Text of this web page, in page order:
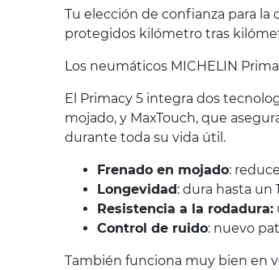
Tu elección de confianza para
protegidos kilómetro tras
Los neumáticos MICHELIN
El Primacy 5 integra dos
mojado, y MaxTouch, que
durante toda su vida útil.
Frenado en mojado:
Longevidad : dura hasta un
Resistencia a la rodadura:
Control de ruido: nuevo
También funciona muy bien en v